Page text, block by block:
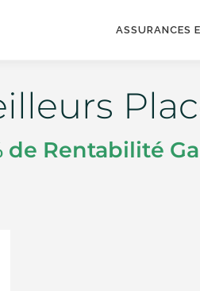
ASSURANCES
de Rentabilité